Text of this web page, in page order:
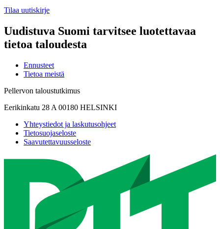
Tilaa uutiskirje
Uudistuva Suomi tarvitsee luotettavaa
tietoa taloudesta
Ennusteet
Tietoa meistä
Pellervon taloustutkimus
Eerikinkatu 28 A 00180 HELSINKI
Yhteystiedot ja laskutusohjeet
Tietosuojaseloste
Saavutettavuusseloste